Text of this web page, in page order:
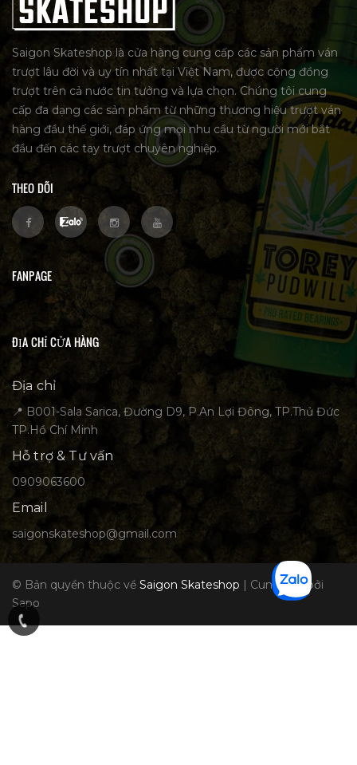
Saigon Skateshop là cửa hàng cung cấp các sản phẩm ván
trượt lâu đời và uy tín nhất tại Việt Nam, được cộng đồng
trượt trên cả nước tin tưởng và lựa chọn. Chúng tôi cung
cấp đa dạng các sản phẩm từ những thương hiệu trượt ván
hàng đầu thế giới, đáp ứng mọi nhu cầu từ người mới bắt
đầu đến các tay trượt chuyên nghiệp.
THEO DÕI
FANPAGE
ĐỊA CHỈ CỬA HÀNG
Địa chỉ
📍 B001-Sala Sarica, Đường D9, P.An Lợi Đông, TP.Thủ Đức
TP.Hồ Chí Minh
Hỗ trợ & Tư vấn
0909063600
Email
saigonskateshop@gmail.com
© Bản quyền thuộc về Saigon Skateshop | Cung cấp bởi
Sapo